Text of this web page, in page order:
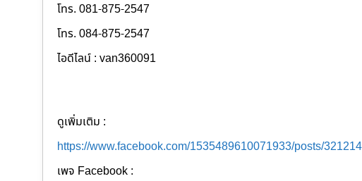
โทร. 081-875-2547
โทร. 084-875-2547
ไอดีไลน์ : van360091
ดูเพิ่มเติม :
https://www.facebook.com/1535489610071933/posts/
เพจ Facebook :